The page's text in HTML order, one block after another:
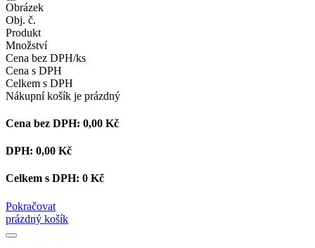
Obrázek
Obj. č.
Produkt
Množství
Cena bez DPH/ks
Cena s DPH
Celkem s DPH
Nákupní košík je prázdný
Cena bez DPH: 0,00 Kč
DPH: 0,00 Kč
Celkem s DPH: 0 Kč
Pokračovat
prázdný košík